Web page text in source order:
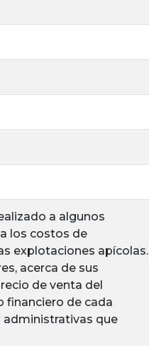
a algunos
los costos de
explotaciones apícolas.
acerca de sus
de venta del
financiero de cada
administrativas que